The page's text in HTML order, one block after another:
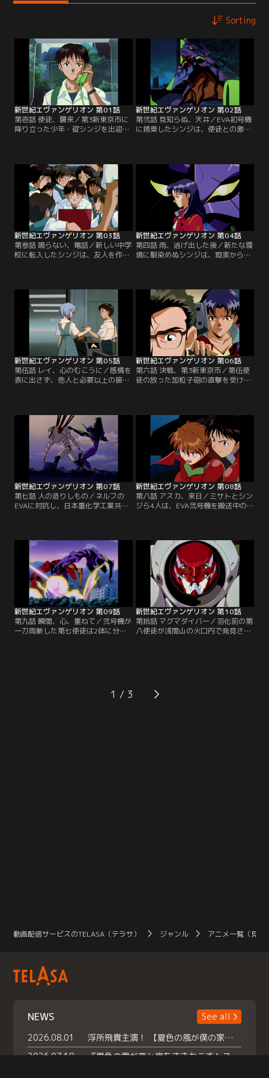
Sorting
新世紀エヴァンゲリオン 第01話
第壱話 使徒、襲来／第3新東京市に
降り立った少年・碇シンジを出迎え
きにより、特務機関ネルフの本部へ
と向かう。そこで再会した父・ゲン
ドウは、汎用人型決戦兵器エヴァン
ゲリオンへの搭乗、及び使徒の殲滅
をシンジに促すのだった。【提供：
バンダイチャンネル】
新世紀エヴァンゲリオン 第02話
第弐話 見知らぬ、天井／EVA初号機
に搭乗したシンジは、使徒との激闘
のマンションで彼が見たものも、知
らない天井でしかなかった。シンジ
の脳裏をかすめる使徒との激戦の追
憶。その先に彼が見たものは--。
【提供：バンダイチャンネル】
新世紀エヴァンゲリオン 第03話
第参話 鳴らない、電話／新しい中学
校に転入したシンジは、友人を作れ
戦闘で負傷した妹を持つトウジとの
対立。シンジの気持ちは誰にも理解
されないのか。そんな中、新たな使
徒の襲来を告げる警報が、第3新東
京市の空に鳴り響く。【提供：バン
ダイチャンネル】
新世紀エヴァンゲリオン 第04話
第四話 雨、逃げ出した後／新たな環
境に馴染めぬシンジは、現実から逃
ケンスケとの出会いは一時の安らぎ
を与えたが、翌朝、ネルフの大人達
により連れ戻される。彼を待ってい
たものは、厳しい現実と、他人とし
てのミサトの冷たい言葉だった。
【提供：バンダイチャンネル】
新世紀エヴァンゲリオン 第05話
第伍話 レイ、心のむこうに／感情を
表に出さず、他人と必要以上の接触
が、彼女はシンジに心を開こうとは
しない。父を信頼できないと云う彼
をレイは非難し、頬を叩く。そんな
中、使徒が第3新東京市に迫ってい
た。【提供：バンダイチャンネル】
新世紀エヴァンゲリオン 第06話
第六話 決戦、第3新東京市／第伍使
徒の放った加粒子砲の直撃を受け、
を総動員し、極大エネルギーの陽電
子砲によって、射程外からの超長距
離射撃で撃滅する「ヤシマ作戦」を
立案、実行に移す。勝利確率8.7％の
戦いが、今、始まる。【提供：バン
ダイチャンネル】
新世紀エヴァンゲリオン 第07話
第七話 人の造りしもの／ネルフの
EVAに対抗し、日本重化学工業共同
如暴走を始める。動力源である原子
炉の炉心融解の危機が迫る。ミサト
は単独でJ.A.に乗り込み、プログラ
ム消去のパスワードを入力しようと
するが……。【提供：バンダイチャ
ンネル】
新世紀エヴァンゲリオン 第08話
第八話 アスカ、来日／ミサトとシン
ジら4人は、EVA弐号機を搬送中の太
ジとの出会いが待っていた。強気で
自己主張の強いアスカは、シンジを
ライバル視する。そこに第六使徒が
来襲。アスカはシンジと共に弐号機
に乗り込み、出撃するが--。【提
供：バンダイチャンネル】
新世紀エヴァンゲリオン 第09話
第九話 瞬間、心、重ねて／弐号機が
一刀両断した第七使徒は2体に分離
アスカのコンビネーションを完璧に
すべく、ユニゾンの訓練を開始す
新世紀エヴァンゲリオン 第10話
第拾話 マグマダイバー／羽化前の第
八使徒が浅間山の火口内で発見され
が終了したと思われた時、使徒が羽
化を開始。灼熱のマグマの中で、ア
1
動画配信サービスのTELASA（テラサ） ジャンル アニメ一覧（見放
NEWS
See all
2026.08.01
浮所飛貴主演！ 【夏色の風が僕の家にやってきた】 本日よりテラサで独占配信スタート！
2026.07.18
『夏色の雲が恋と嵐をまきおこす』スペシャルメイキング 【Part1】2026年７月18日（土）23時30分～配信スタート！話題のシーンの裏側を大公開！豪華キャスト大集合！ 『武宮家 真夏の家族会議』開催！